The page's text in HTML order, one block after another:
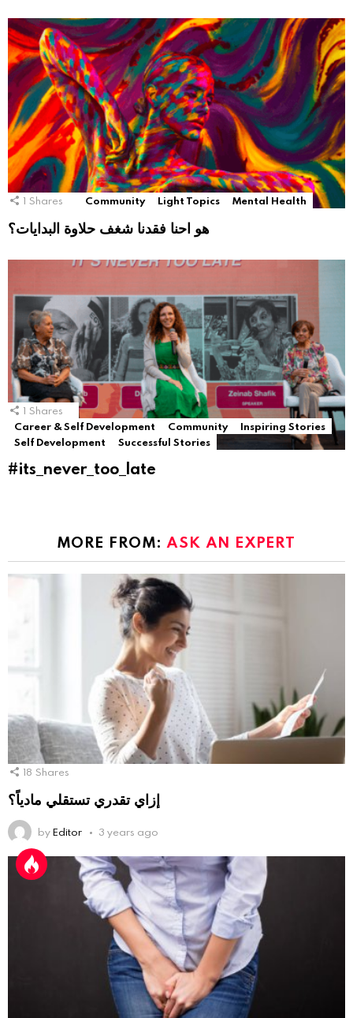
1 Shares Community Light Topics Mental Health
هو احنا فقدنا شغف حلاوة البدايات؟
1 Shares
Career & Self Development
Community
Inspiring Stories
Self Development
Successful Stories
#its_never_too_late
MORE FROM:ASK AN EXPERT
18 Shares
إزاي تقدري تستقلي مادياً؟
byEditor 3 years ago